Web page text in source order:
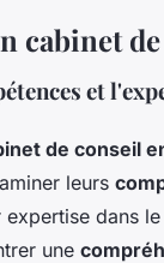
cabinet
et
de conseil
leurs
expertise dans
une